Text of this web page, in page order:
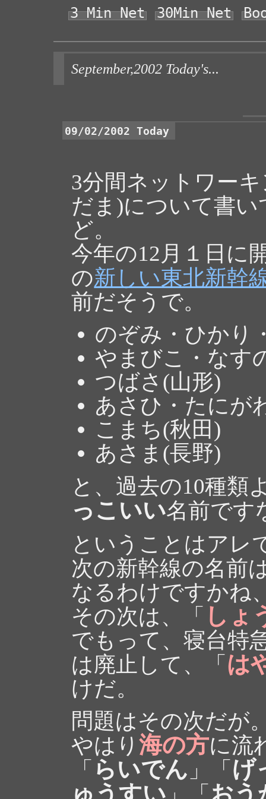
3 Min Net 30Min Net
September,2002 Today's...
09/02/2002 Today
3分間ネットワー
だま)について書
ど。
今年の12月１日に
の新しい東北新幹
前だそうで。
のぞみ・ひかり
やまびこ・なす
つばさ(山形)
あさひ・たにが
こまち(秋田)
あさま(長野)
と、過去の10種類
っこいい名前です
ということはアレ
次の新幹線の名前
なるわけですかね
その次は、「 しょ
でもって、寝台特
は廃止して、「 は
けだ。
問題はその次だが
やはり海の方に流
「 らいでん 」「 げ
ゅうすい 」「 おう